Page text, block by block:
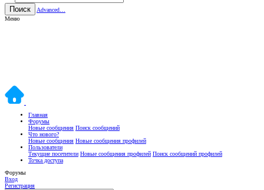
Поиск
Advanced…
Меню
Главная
Форумы
Новые сообщения Поиск сообщений
Что нового?
Новые сообщения Новые сообщения профилей
Пользователи
Текущие посетители Новые сообщения профилей Поиск сообщений профилей
Точка доступа
Форумы
Вход
Регистрация